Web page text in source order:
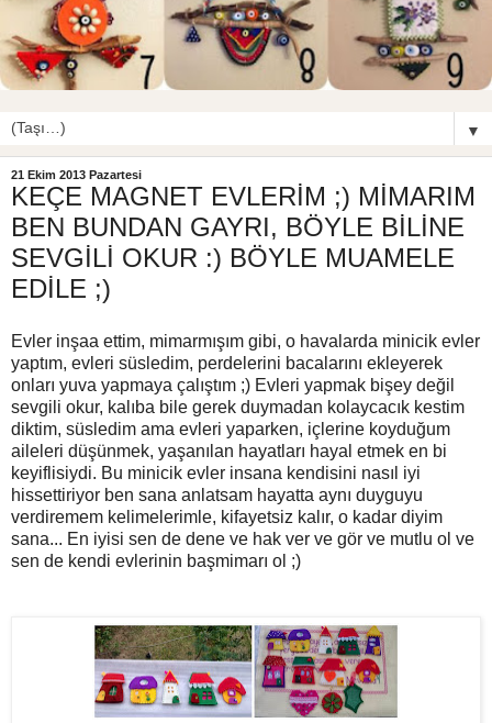
▼
21 Ekim 2013 Pazartesi
KEÇE MAGNET EVLERİM ;) MİMARIM
BEN BUNDAN GAYRI, BÖYLE BİLİNE
SEVGİLİ OKUR :) BÖYLE MUAMELE
EDİLE ;)
Evler inşaa ettim, mimarmışım gibi, o havalarda minicik evler
yaptım, evleri süsledim, perdelerini bacalarını ekleyerek
onları yuva yapmaya çalıştım ;) Evleri yapmak bişey değil
sevgili okur, kalıba bile gerek duymadan kolaycacık kestim
diktim, süsledim ama evleri yaparken, içlerine koyduğum
aileleri düşünmek, yaşanılan hayatları hayal etmek en bi
keyiflisiydi. Bu minicik evler insana kendisini nasıl iyi
hissettiriyor ben sana anlatsam hayatta aynı duyguyu
verdiremem kelimelerimle, kifayetsiz kalır, o kadar diyim
sana... En iyisi sen de dene ve hak ver ve gör ve mutlu ol ve
sen de kendi evlerinin başmimarı ol ;)